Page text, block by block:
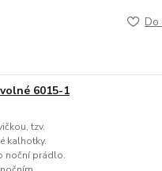
Do
6015-1
tzv.
kalhotky.
noční prádlo.